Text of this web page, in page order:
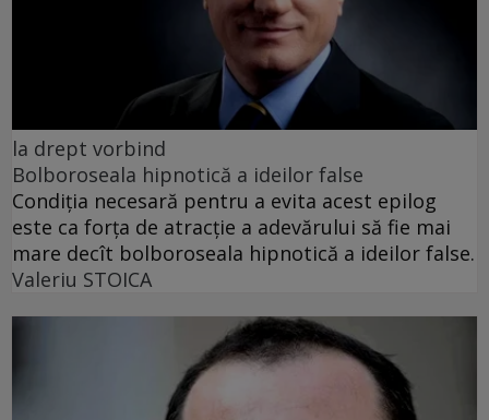
la drept vorbind
Bolboroseala hipnotică a ideilor false
Condiția necesară pentru a evita acest epilog
este ca forța de atracție a adevărului să fie mai
mare decît bolboroseala hipnotică a ideilor false.
Valeriu STOICA